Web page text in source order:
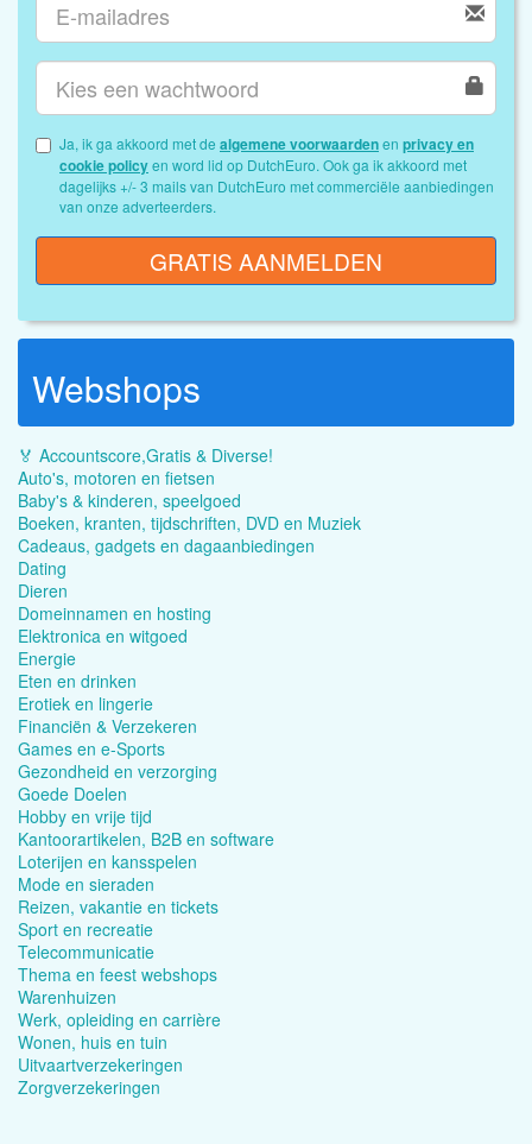
Ja, ik ga akkoord met de algemene voorwaardenen privacy en
cookie policy
dagelijks +/- 3 mails van DutchEuro met commerciële aanbiedingen
van onze adverteerders.
GRATIS AANMELDEN
Webshops
🏅 Accountscore,Gratis & Diverse!
Auto's, motoren en fietsen
Baby's & kinderen, speelgoed
Boeken, kranten, tijdschriften, DVD en Muziek
Cadeaus, gadgets en dagaanbiedingen
Dating
Dieren
Domeinnamen en hosting
Elektronica en witgoed
Energie
Eten en drinken
Erotiek en lingerie
Financiën & Verzekeren
Games en e-Sports
Gezondheid en verzorging
Goede Doelen
Hobby en vrije tijd
Kantoorartikelen, B2B en software
Loterijen en kansspelen
Mode en sieraden
Reizen, vakantie en tickets
Sport en recreatie
Telecommunicatie
Thema en feest webshops
Warenhuizen
Werk, opleiding en carrière
Wonen, huis en tuin
Uitvaartverzekeringen
Zorgverzekeringen